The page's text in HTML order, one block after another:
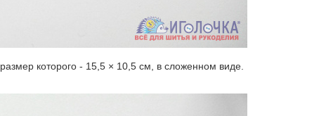
которого - 15,5 × 10,5 см, в сложенном виде.